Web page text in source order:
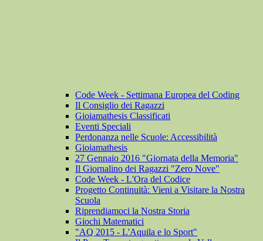
Code Week - Settimana Europea del Coding
Il Consiglio dei Ragazzi
Gioiamathesis Classificati
Eventi Speciali
Perdonanza nelle Scuole: Accessibilità
Gioiamathesis
27 Gennaio 2016 "Giornata della Memoria"
Il Giornalino dei Ragazzi "Zero Nove"
Code Week - L'Ora del Codice
Progetto Continuità: Vieni a Visitare la Nostra
Scuola
Riprendiamoci la Nostra Storia
Giochi Matematici
"AQ 2015 - L'Aquila e lo Sport"